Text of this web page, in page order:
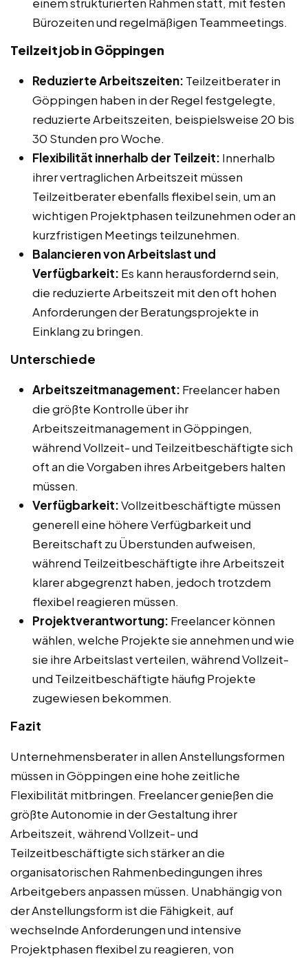
Bürozeiten und regelmäßigen Teammeetings.
Teilzeitjob in Göppingen
Reduzierte Arbeitszeiten: Teilzeitberater in
Göppingen haben in der Regel festgelegte,
reduzierte Arbeitszeiten, beispielsweise 20 bis
30 Stunden pro Woche.
Flexibilität innerhalb der Teilzeit: Innerhalb
ihrer vertraglichen Arbeitszeit müssen
Teilzeitberater ebenfalls flexibel sein, um an
wichtigen Projektphasen teilzunehmen oder an
kurzfristigen Meetings teilzunehmen.
Balancieren von Arbeitslast und
Verfügbarkeit: Es kann herausfordernd sein,
die reduzierte Arbeitszeit mit den oft hohen
Anforderungen der Beratungsprojekte in
Einklang zu bringen.
Unterschiede
Arbeitszeitmanagement: Freelancer haben
die größte Kontrolle über ihr
Arbeitszeitmanagement in Göppingen,
während Vollzeit- und Teilzeitbeschäftigte sich
oft an die Vorgaben ihres Arbeitgebers halten
müssen.
Verfügbarkeit:Vollzeitbeschäftigte müssen
generell eine höhere Verfügbarkeit und
Bereitschaft zu Überstunden aufweisen,
während Teilzeitbeschäftigte ihre Arbeitszeit
klarer abgegrenzt haben, jedoch trotzdem
flexibel reagieren müssen.
Projektverantwortung: Freelancer können
wählen, welche Projekte sie annehmen und wie
sie ihre Arbeitslast verteilen, während Vollzeit-
und Teilzeitbeschäftigte häufig Projekte
zugewiesen bekommen.
Fazit
Unternehmensberater in allen Anstellungsformen
müssen in Göppingen eine hohe zeitliche
Flexibilität mitbringen. Freelancer genießen die
größte Autonomie in der Gestaltung ihrer
Arbeitszeit, während Vollzeit- und
Teilzeitbeschäftigte sich stärker an die
organisatorischen Rahmenbedingungen ihres
Arbeitgebers anpassen müssen. Unabhängig von
der Anstellungsform ist die Fähigkeit, auf
wechselnde Anforderungen und intensive
Projektphasen flexibel zu reagieren, von